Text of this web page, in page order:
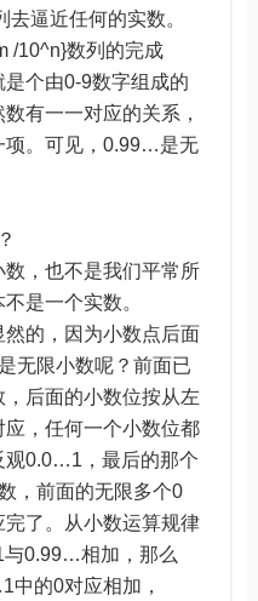
逼近任何的实数。
/10^n}数列的完成
个由0-9数字组成的
有一一对应的关系，
项。可见，0.99…是无
，也不是我们平常所
是一个实数。
的，因为小数点后面
无限小数呢？前面已
后面的小数位按从左
，任何一个小数位都
观0.0…1，最后的那个
，前面的无限多个0
了。从小数运算规律
0.99…相加，那么
的0对应相加，